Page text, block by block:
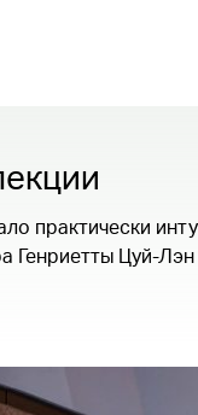
практически
Генриетты Цуй-